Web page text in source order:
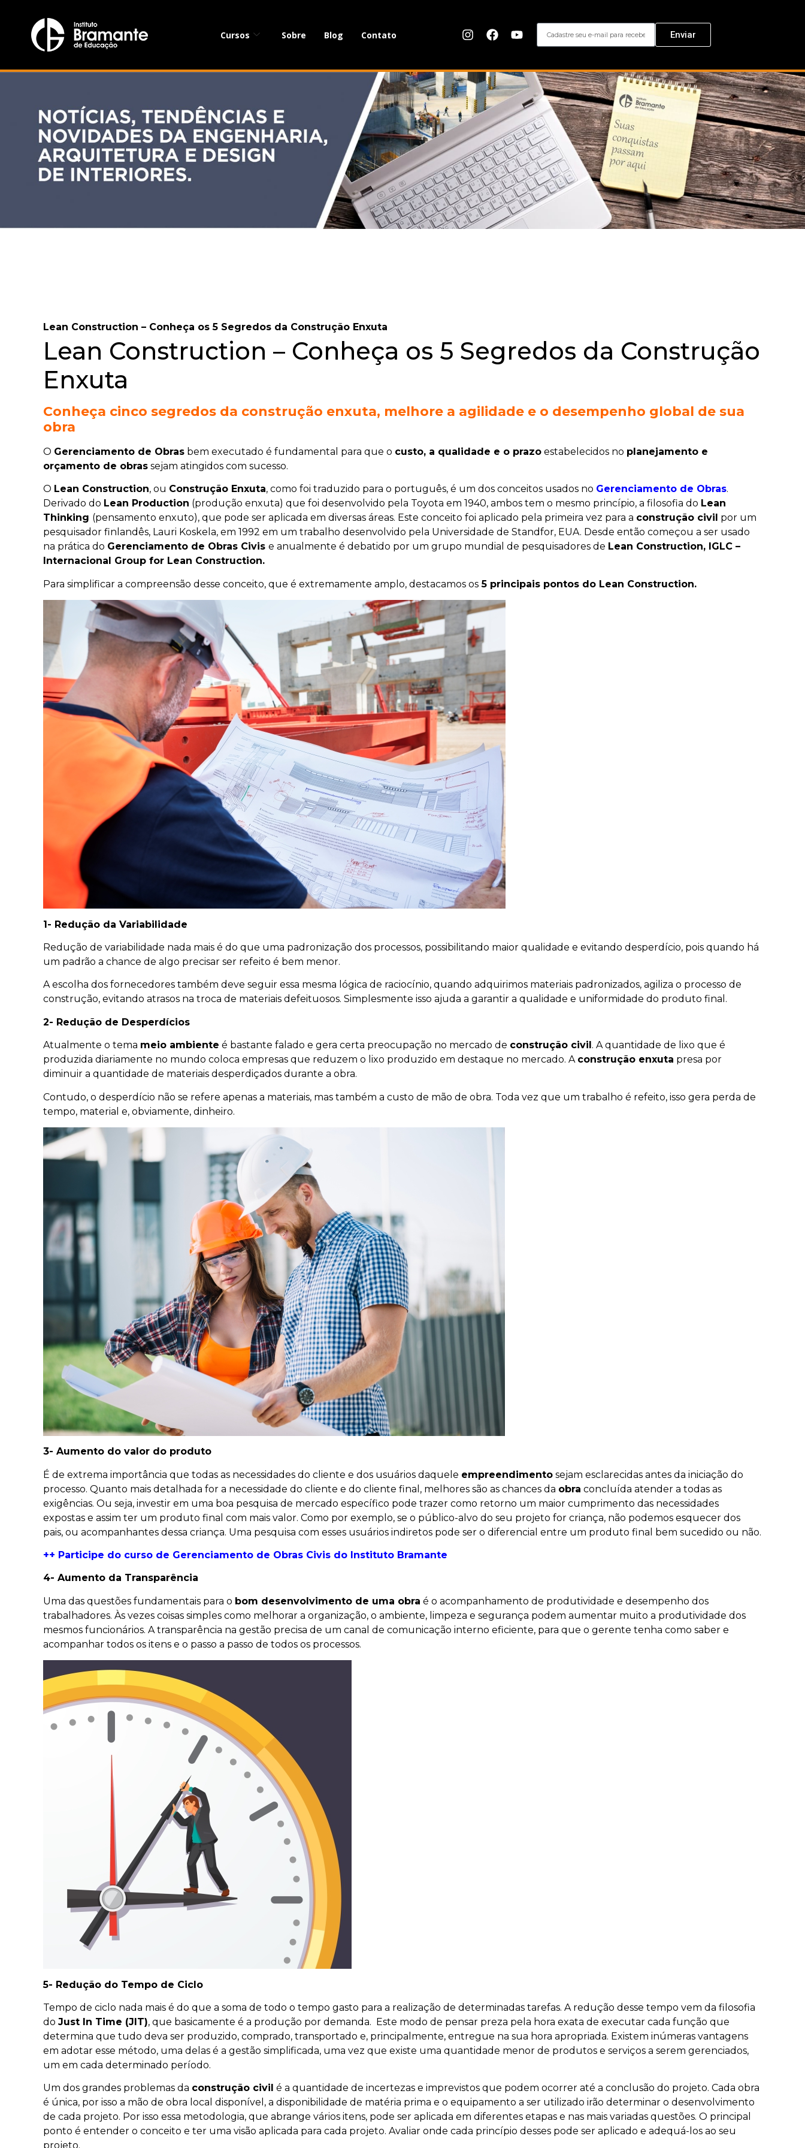
Cursos Sobre Blog Contato Enviar
Lean Construction – Conheça os 5 Segredos da Construção Enxuta
Lean Construction – Conheça os 5 Segredos da Construção
Enxuta
Conheça cinco segredos da construção enxuta, melhore a agilidade e o desempenho global de sua
obra
O Gerenciamento de Obras bem executado é fundamental para que o custo, a qualidade e o prazo estabelecidos no planejamento e
orçamento de obras sejam atingidos com sucesso.
O Lean Construction, ou Construção Enxuta, como foi traduzido para o português, é um dos conceitos usados no Gerenciamento de Obras.
Derivado do Lean Production (produção enxuta) que foi desenvolvido pela Toyota em 1940, ambos tem o mesmo princípio, a filosofia do Lean
Thinking (pensamento enxuto), que pode ser aplicada em diversas áreas. Este conceito foi aplicado pela primeira vez para a construção civil por um
pesquisador finlandês, Lauri Koskela, em 1992 em um trabalho desenvolvido pela Universidade de Standfor, EUA. Desde então começou a ser usado
na prática do Gerenciamento de Obras Civis e anualmente é debatido por um grupo mundial de pesquisadores de Lean Construction, IGLC –
Internacional Group for Lean Construction.
Para simplificar a compreensão desse conceito, que é extremamente amplo, destacamos os 5 principais pontos do Lean Construction.
1- Redução da Variabilidade
Redução de variabilidade nada mais é do que uma padronização dos processos, possibilitando maior qualidade e evitando desperdício, pois quando há
um padrão a chance de algo precisar ser refeito é bem menor.
A escolha dos fornecedores também deve seguir essa mesma lógica de raciocínio, quando adquirimos materiais padronizados, agiliza o processo de
construção, evitando atrasos na troca de materiais defeituosos. Simplesmente isso ajuda a garantir a qualidade e uniformidade do produto final.
2- Redução de Desperdícios
Atualmente o tema meio ambiente é bastante falado e gera certa preocupação no mercado de construção civil. A quantidade de lixo que é
produzida diariamente no mundo coloca empresas que reduzem o lixo produzido em destaque no mercado. A construção enxuta presa por
diminuir a quantidade de materiais desperdiçados durante a obra.
Contudo, o desperdício não se refere apenas a materiais, mas também a custo de mão de obra. Toda vez que um trabalho é refeito, isso gera perda de
tempo, material e, obviamente, dinheiro.
3- Aumento do valor do produto
É de extrema importância que todas as necessidades do cliente e dos usuários daquele empreendimento sejam esclarecidas antes da iniciação do
processo. Quanto mais detalhada for a necessidade do cliente e do cliente final, melhores são as chances da obra concluída atender a todas as
exigências. Ou seja, investir em uma boa pesquisa de mercado específico pode trazer como retorno um maior cumprimento das necessidades
expostas e assim ter um produto final com mais valor. Como por exemplo, se o público-alvo do seu projeto for criança, não podemos esquecer dos
pais, ou acompanhantes dessa criança. Uma pesquisa com esses usuários indiretos pode ser o diferencial entre um produto final bem sucedido ou não.
++ Participe do curso de Gerenciamento de Obras Civis do Instituto Bramante
4- Aumento da Transparência
Uma das questões fundamentais para o bom desenvolvimento de uma obra é o acompanhamento de produtividade e desempenho dos
trabalhadores. Às vezes coisas simples como melhorar a organização, o ambiente, limpeza e segurança podem aumentar muito a produtividade dos
mesmos funcionários. A transparência na gestão precisa de um canal de comunicação interno eficiente, para que o gerente tenha como saber e
acompanhar todos os itens e o passo a passo de todos os processos.
5- Redução do Tempo de Ciclo
Tempo de ciclo nada mais é do que a soma de todo o tempo gasto para a realização de determinadas tarefas. A redução desse tempo vem da filosofia
do Just In Time (JIT), que basicamente é a produção por demanda. Este modo de pensar preza pela hora exata de executar cada função que
determina que tudo deva ser produzido, comprado, transportado e, principalmente, entregue na sua hora apropriada. Existem inúmeras vantagens
em adotar esse método, uma delas é a gestão simplificada, uma vez que existe uma quantidade menor de produtos e serviços a serem gerenciados,
um em cada determinado período.
Um dos grandes problemas da construção civil é a quantidade de incertezas e imprevistos que podem ocorrer até a conclusão do projeto. Cada obra
é única, por isso a mão de obra local disponível, a disponibilidade de matéria prima e o equipamento a ser utilizado irão determinar o desenvolvimento
de cada projeto. Por isso essa metodologia, que abrange vários itens, pode ser aplicada em diferentes etapas e nas mais variadas questões. O principal
ponto é entender o conceito e ter uma visão aplicada para cada projeto. Avaliar onde cada princípio desses pode ser aplicado e adequá-los ao seu
projeto.